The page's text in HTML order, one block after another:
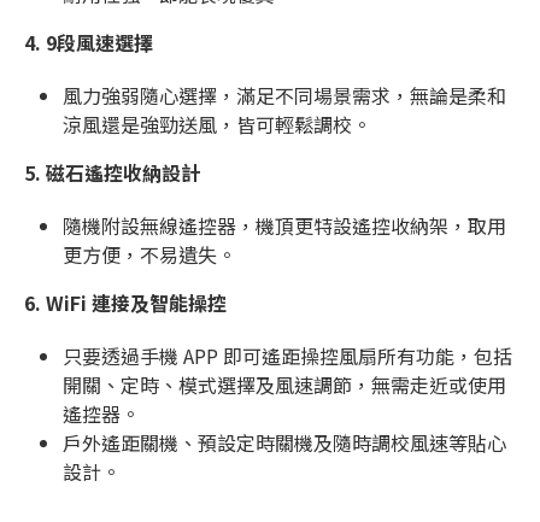
4. 9段風速選擇
風力強弱隨心選擇，滿足不同場景需求，無論是柔和
涼風還是強勁送風，皆可輕鬆調校。
5. 磁石遙控收納設計
隨機附設無線遙控器，機頂更特設遙控收納架，取用
更方便，不易遺失。
6. WiFi 連接及智能操控
只要透過手機 APP 即可遙距操控風扇所有功能，包括
開關、定時、模式選擇及風速調節，無需走近或使用
遙控器。
戶外遙距關機、預設定時關機及隨時調校風速等貼心
設計。